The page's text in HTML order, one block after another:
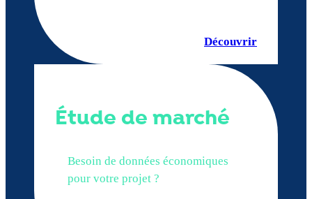
Découvrir
Étude de marché
Besoin de données économiques
pour votre projet ?